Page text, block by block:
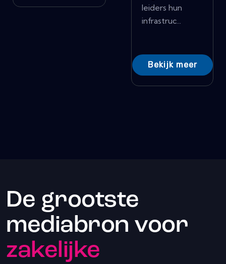
leiders hun
infrastruc...
Bekijk meer
De grootste
mediabron voor
zakelijke